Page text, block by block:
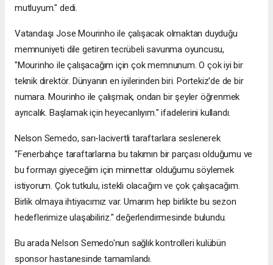
mutluyum." dedi.
Vatandaşı Jose Mourinho ile çalışacak olmaktan duyduğu
memnuniyeti dile getiren tecrübeli savunma oyuncusu,
"Mourinho ile çalışacağım için çok memnunum. O çok iyi bir
teknik direktör. Dünyanın en iyilerinden biri. Portekiz'de de bir
numara. Mourinho ile çalışmak, ondan bir şeyler öğrenmek
ayrıcalık. Başlamak için heyecanlıyım." ifadelerini kullandı.
Nelson Semedo, sarı-lacivertli taraftarlara seslenerek
"Fenerbahçe taraftarlarına bu takımın bir parçası olduğumu ve
bu formayı giyeceğim için minnettar olduğumu söylemek
istiyorum. Çok tutkulu, istekli olacağım ve çok çalışacağım.
Birlik olmaya ihtiyacımız var. Umarım hep birlikte bu sezon
hedeflerimize ulaşabiliriz." değerlendirmesinde bulundu.
Bu arada Nelson Semedo'nun sağlık kontrolleri kulübün
sponsor hastanesinde tamamlandı.